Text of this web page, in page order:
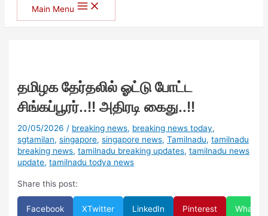
Main Menu
தமிழக தேர்தலில் ஓட்டு போட்ட
சிங்கப்பூரர்..!! அதிரடி கைது..!!
20/05/2026 / breaking news, breaking news today,
sgtamilan,singapore,singapore news,Tamilnadu,tamilnadu
breaking news,tamilnadu breaking updates,tamilnadu news
update,tamilnadu todya news
Share this post:
Facebook XTwitter LinkedIn Pinterest